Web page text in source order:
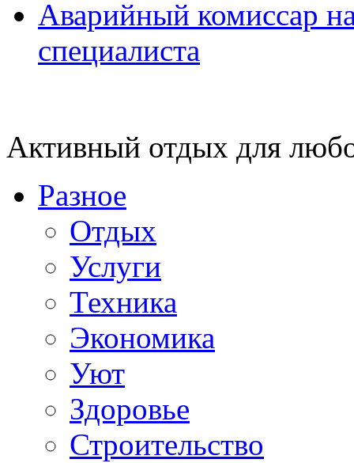
Аварийный комиссар
специалиста
Активный отдых для
Разное
Отдых
Услуги
Техника
Экономика
Уют
Здоровье
Строительство